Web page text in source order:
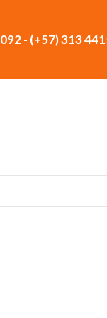
- (+57) 313